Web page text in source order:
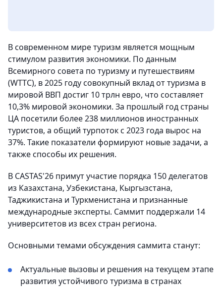
В современном мире туризм является мощным
стимулом развития экономики. По данным
Всемирного совета по туризму и путешествиям
(WTTC), в 2025 году совокупный вклад от туризма в
мировой ВВП достиг 10 трлн евро, что составляет
10,3% мировой экономики. За прошлый год страны
ЦА посетили более 238 миллионов иностранных
туристов, а общий турпоток с 2023 года вырос на
37%. Такие показатели формируют новые задачи, а
также способы их решения.
В CASTAS'26 примут участие порядка 150 делегатов
из Казахстана, Узбекистана, Кыргызстана,
Таджикистана и Туркменистана и признанные
международные эксперты. Саммит поддержали 14
университетов из всех стран региона.
Основными темами обсуждения саммита станут:
Актуальные вызовы и решения на текущем этапе
развития устойчивого туризма в странах